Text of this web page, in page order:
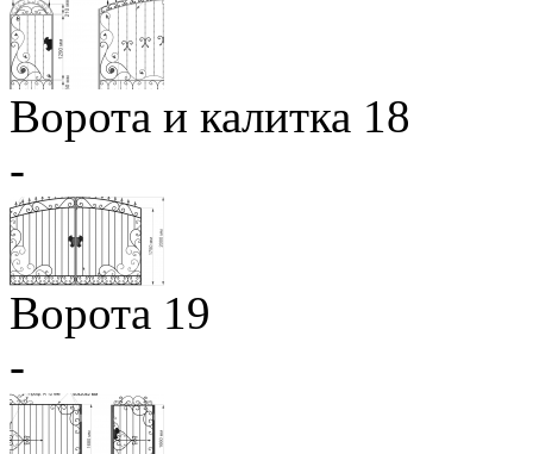
Ворота и калитка 18
-
Ворота 19
-